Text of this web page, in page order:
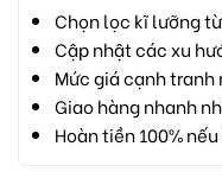
Chọn lọc kĩ lưỡng
Cập nhật các xu
Mức giá cạnh tranh
Giao hàng nhanh
Hoàn tiền 100%